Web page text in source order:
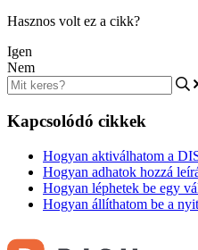
Hasznos volt ez a cikk?
Igen
Nem
Kapcsolódó cikkek
Hogyan aktiválhatom a
Hogyan adhatok hozzá
Hogyan léphetek be egy
Hogyan állíthatom be a